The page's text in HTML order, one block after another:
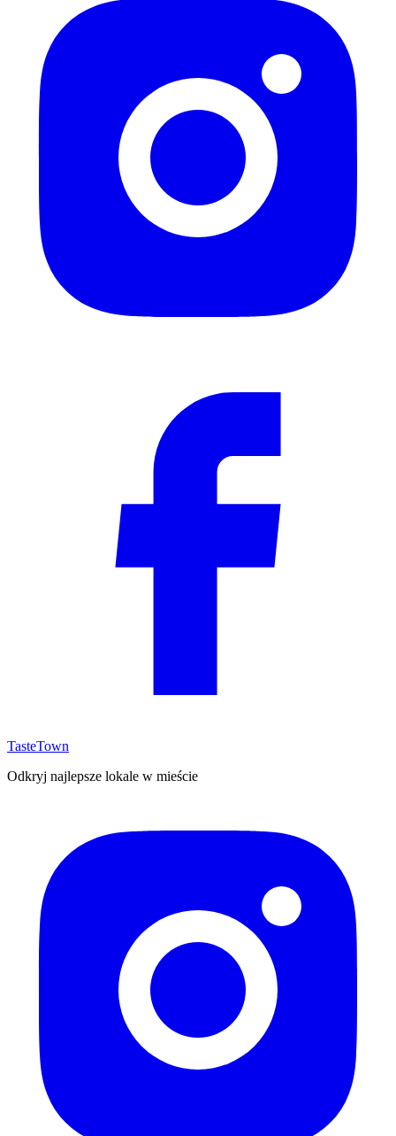
TasteTown
Odkryj najlepsze lokale w mieście